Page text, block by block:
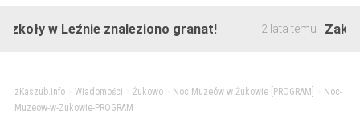
w Leźnie znaleziono granat! 2 lata temu
zKaszub.info> Wiadomości Żukowo> Noc Muzeów w Żukowie [PROGRAM]
Noc-
Muzeow-w-Zukowie-PROGRAM